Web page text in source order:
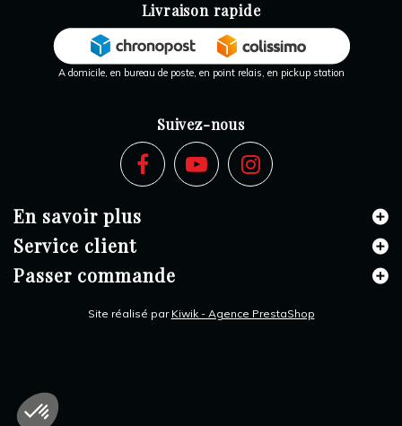
Livraison rapide
A domicile, en bureau de poste, en point relais, en pickup station
Suivez-nous
En savoir plus
Service client
Passer commande
Site réalisé par Kiwik - Agence PrestaShop